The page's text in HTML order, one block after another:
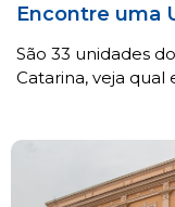
Encontre uma
São 33 unidades
Catarina, veja qual